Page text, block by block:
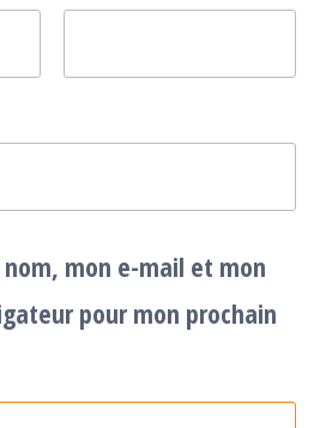
mon e-mail et mon
pour mon prochain